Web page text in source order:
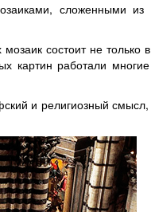
сложенными из
состоит не только
картин работали
и религиозный